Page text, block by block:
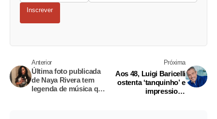
Inscrever
Anterior
Última foto publicada
de Naya Rivera tem
legenda de música que
Próxima
Aos 48, Luigi Baricelli
ostenta ‘tanquinho’ e
impressiona